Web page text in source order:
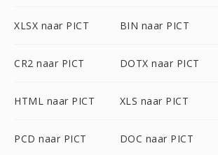
XLSX naar PICT BIN naar PICT
CR2 naar PICT DOTX naar PICT
HTML naar PICT XLS naar PICT
PCD naar PICT DOC naar PICT